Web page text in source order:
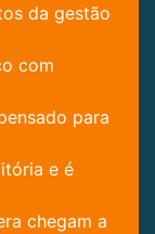
da gestão
com
para
e é
chegam a